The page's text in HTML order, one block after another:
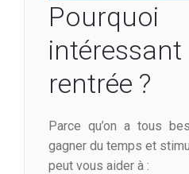
rentrée ?
Parce qu’on a tous
gagner du temps et
peut vous aider à :